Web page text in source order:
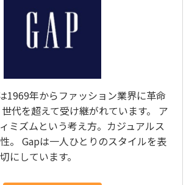
1969年からファッション業界に革命
代を超えて受け継がれています。 ア
ミズムという考え方。カジュアルス
。 Gapは一人ひとりのスタイルを表
にしています。